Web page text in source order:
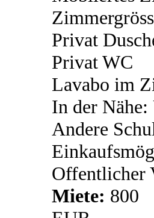
Privat
Privat WC
Lavabo im
In der
Andere
Offentlicher
Miete: 800